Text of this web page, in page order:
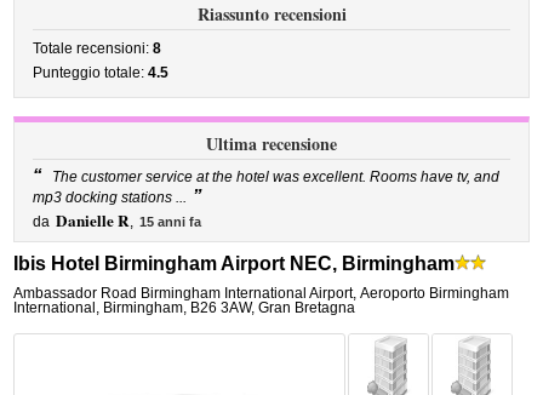
Riassunto recensioni
Totale recensioni:8
Punteggio totale:4.5
Ultima recensione
“
The customer service at the hotel was excellent. Rooms have tv, and
mp3 docking stations ... ”
da Danielle R, 15 anni fa
Ibis Hotel Birmingham Airport NEC, Birmingham
Ambassador Road Birmingham International Airport,Aeroporto Birmingham
International, Birmingham, B26 3AW, Gran Bretagna